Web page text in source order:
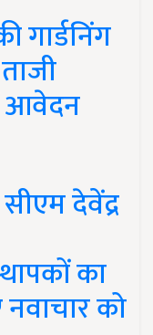
गार्डनिंग
आवेदन
देवेंद्र
का
को